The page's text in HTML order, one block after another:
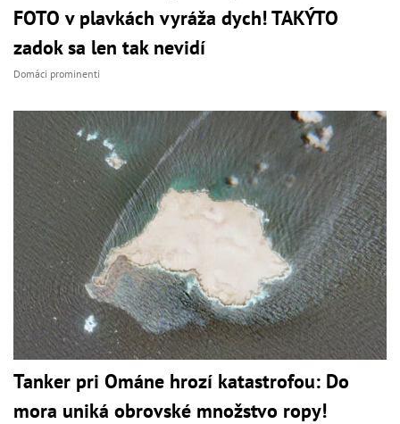
FOTO v plavkách vyráža dych! TAKÝTO
zadok sa len tak nevidí
Domáci prominenti
Tanker pri Ománe hrozí katastrofou: Do
mora uniká obrovské množstvo ropy!